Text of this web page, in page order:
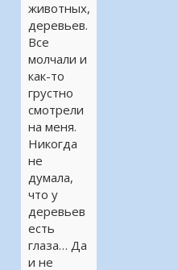
животных,
деревьев.
Все
молчали и
как-то
грустно
смотрели
на меня.
Никогда
не
думала,
что у
деревьев
есть
глаза… Да
и не